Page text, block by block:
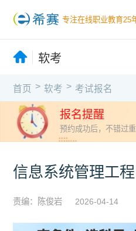
专注在线职业教育25
软考
首页 > 软考 > 考试报名
报名提醒
预约成功后，不错过
信息系统管理工
责编：陈俊岩 2026-04-14